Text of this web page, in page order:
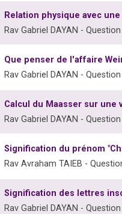
Relation physique avec
Rav Gabriel DAYAN -
Que penser de l'affaire
Rav Gabriel DAYAN -
Calcul du Maasser sur une
Rav Gabriel DAYAN -
Signification du prénom
Rav Avraham TAIEB -
Signification des lettres
Rav Gabriel DAYAN -